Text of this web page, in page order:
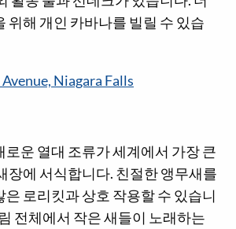
위해 개인 카바나를 빌릴 수 있습
Niagara Falls
로운 열대 조류가 세계에서 가장 큰
장에 서식합니다. 친절한 앵무새를
은 로리킷과 상호 작용할 수 있습니
전체에서 작은 새들이 노래하는